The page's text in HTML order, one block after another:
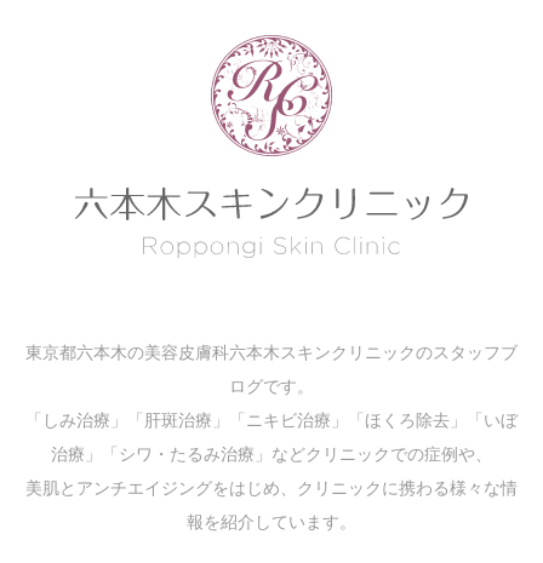
東京都六本木の美容皮膚科六本木スキンクリニックのスタッフブ
ログです。
「しみ治療」「肝斑治療」「ニキビ治療」「ほくろ除去」「いぼ
治療」「シワ・たるみ治療」などクリニックでの症例や、
美肌とアンチエイジングをはじめ、クリニックに携わる様々な情
報を紹介しています。